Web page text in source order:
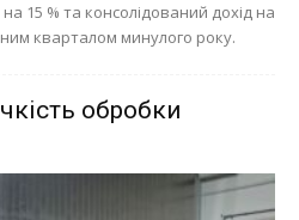
15 % та консолідований дохід на
кварталом минулого року.
обробки